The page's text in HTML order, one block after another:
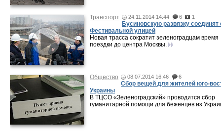
Транспорт 24.11.2014 14:44 6 1
Бусиновскую развязку соединят
Фестивальной улицей
Новая трасса сократит зеленоградцам время
поездки до центра Москвы.
Общество 08.07.2014 16:46 6
Сбор вещей для жителей юго-
Украины
В ТЦСО «Зеленоградский» проводится сбор
гуманитарной помощи для беженцев из